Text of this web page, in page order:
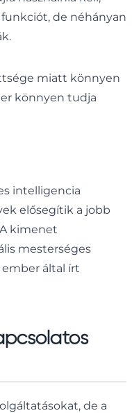
de néhányan
miatt könnyen
könnyen tudja
intelligencia
elősegítik a jobb
kimenet
mesterséges
által írt
de a